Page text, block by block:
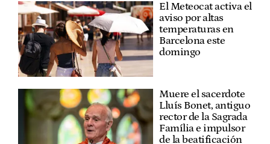
El Meteocat activa el
aviso por altas
temperaturas en
Barcelona este
domingo
Muere el sacerdote
Lluís Bonet, antiguo
rector de la Sagrada
Família e impulsor
de la beatificación